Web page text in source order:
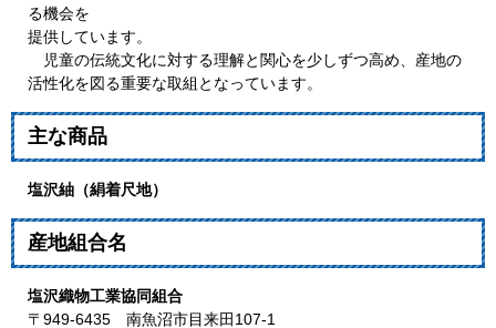
る機会を
提供しています。
児童の伝統文化に対する理解と関心を少しずつ高め、産地の
活性化を図る重要な取組となっています。
主な商品
塩沢紬（絹着尺地）
産地組合名
塩沢織物工業協同組合
〒949-6435 南魚沼市目来田107-1